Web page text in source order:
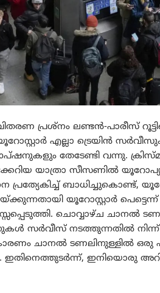
പ്രശ്‌നം ലണ്ടൻ-പാരീസ്
എല്ലാ ട്രെയിൻ
തേടേണ്ടി വന്നു.
യാത്രാ സീസണിൽ
പ്രത്യേകിച്ച് ബാധിച്ചുകൊണ്ട്,
യൂറോസ്റ്റാർ പെട്ടെന്ന്
ചൊവ്വാഴ്ച ചാനൽ
സർവീസ് നടത്തുന്നതിൽ നിന്ന്
ചാനൽ ടണലിനുള്ളിൽ ഒരു
ഇനിയൊരു